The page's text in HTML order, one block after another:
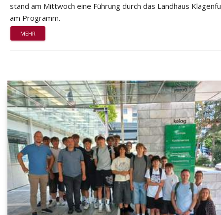
stand am Mittwoch eine Führung durch das Landhaus
am Programm.
MEHR